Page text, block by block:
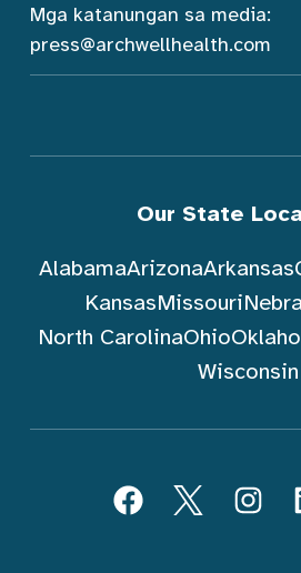
Mga katanungan sa media:
press@archwellhealth.com
Our State
AlabamaArizonaArkansas
KansasMissouri
North CarolinaOhio
Wisconsin
FacebookTwitter